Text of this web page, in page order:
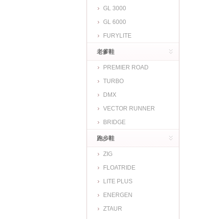
GL 3000
GL 6000
FURYLITE
老爹鞋
PREMIER ROAD
TURBO
DMX
VECTOR RUNNER
BRIDGE
跑步鞋
ZIG
FLOATRIDE
LITE PLUS
ENERGEN
ZTAUR